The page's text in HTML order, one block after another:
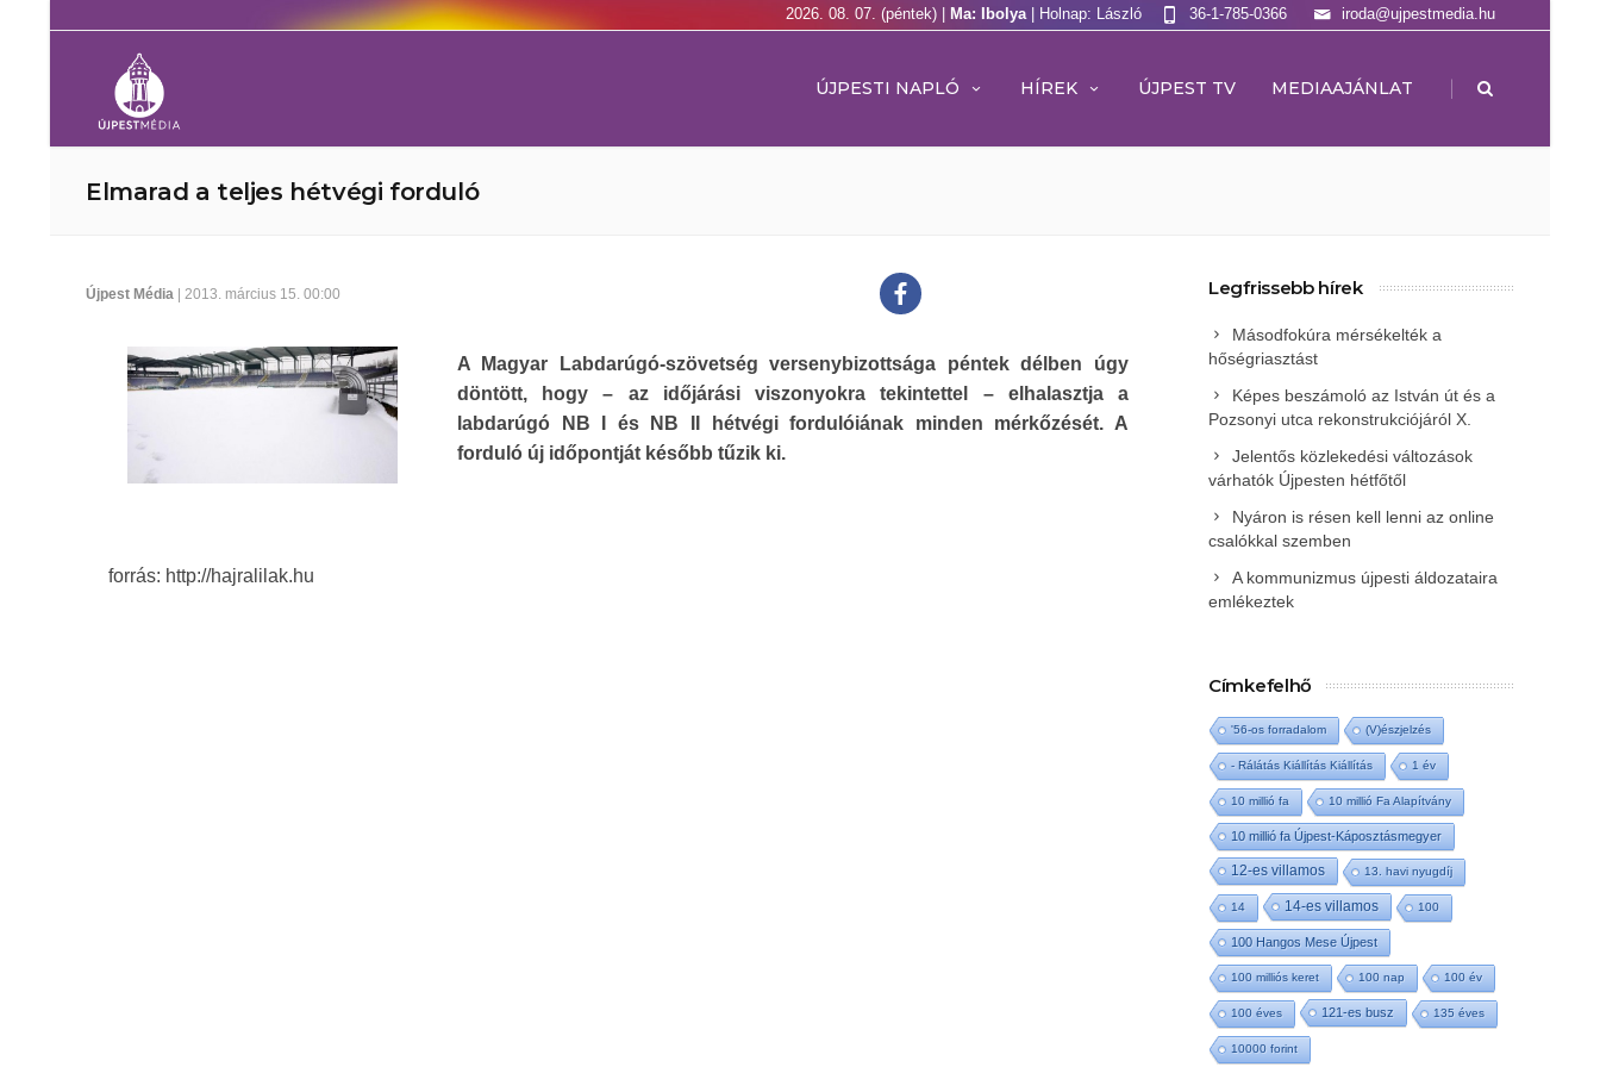
2026. 08. 07. (péntek) | Ma: Ibolya | Holnap: László iroda@ujpestmedia.hu
36-1-785-0366
ÚJPESTI NAPLÓ HÍREK ÚJPEST TV MEDIAAJÁNLAT |
Elmarad a teljes hétvégi forduló
Újpest Média | 2013. március 15. 00:00
A Magyar Labdarúgó-szövetség versenybizottsága péntek délben úgy
döntött, hogy – az időjárási viszonyokra tekintettel – elhalasztja a
labdarúgó NB I és NB II hétvégi fordulóiának minden mérkőzését. A
forduló új időpontját később tűzik ki.
forrás: http://hajralilak.hu
Legfrissebb hírek
Másodfokúra mérsékelték a
hőségriasztást
Képes beszámoló az István út és a
Pozsonyi utca rekonstrukciójáról X.
Jelentős közlekedési változások
várhatók Újpesten hétfőtől
Nyáron is résen kell lenni az online
csalókkal szemben
A kommunizmus újpesti áldozataira
emlékeztek
Címkefelhő
'56-os forradalom (V)észjelzés
- Rálátás Kiállítás Kiállítás 1 év
10 millió fa 10 millió Fa Alapítvány
10 millió fa Újpest-Káposztásmegyer
12-es villamos 13. havi nyugdíj
14 14-es villamos 100
100 Hangos Mese Újpest
100 milliós keret 100 nap 100 év
100 éves 121-es busz 135 éves
10000 forint